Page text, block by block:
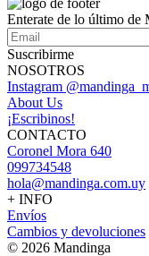
Enterate de lo último
Suscribirme
NOSOTROS
Instagram
About Us
¡Escribinos!
CONTACTO
Coronel Mora 640
099734548
hola@mandinga.com.uy
+ INFO
Envíos
Cambios y devoluciones
© 2026 Mandinga